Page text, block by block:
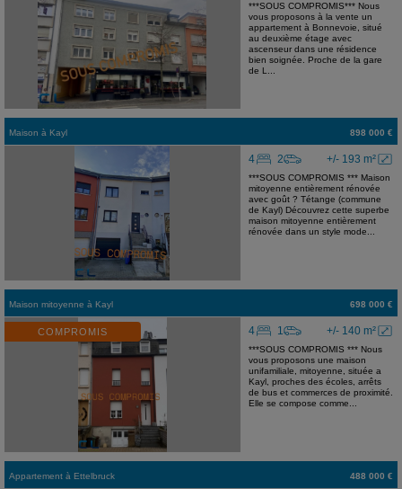
***SOUS COMPROMIS*** Nous
vous proposons à la vente un
appartement à Bonnevoie, situé
au deuxième étage avec
ascenseur dans une résidence
bien soignée. Proche de la gare
de L...
Maison à Kayl 898 000 €
+/- 193 m²
4 2
***SOUS COMPROMIS *** Maison
mitoyenne entièrement rénovée
avec goût ? Tétange (commune
de Kayl) Découvrez cette superbe
maison mitoyenne entièrement
rénovée dans un style mode...
Maison mitoyenne à Kayl 698 000 €
COMPROMIS +/- 140 m²
4 1
***SOUS COMPROMIS *** Nous
vous proposons une maison
unifamiliale, mitoyenne, située a
Kayl, proches des écoles, arrêts
de bus et commerces de proximité.
Elle se compose comme...
Appartement à Ettelbruck 488 000 €